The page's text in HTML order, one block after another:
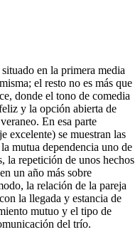
en la primera media
el resto no es más que
donde el tono de comedia
y la opción abierta de
En esa parte
excelente) se muestran las
mutua dependencia uno de
la repetición de unos hechos
un año más sobre
la relación de la pareja
la llegada y estancia de
mutuo y el tipo de
del trío.